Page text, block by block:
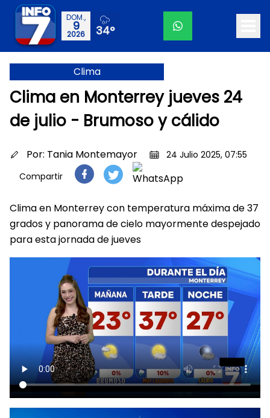
DOM.,
9
2026 34°
Clima
Clima en Monterrey jueves 24
de julio - Brumoso y cálido
Por: Tania Montemayor
24 Julio 2025, 07:55
Compartir
Clima en Monterrey con temperatura máxima de 37
grados y panorama de cielo mayormente despejado
para esta jornada de jueves